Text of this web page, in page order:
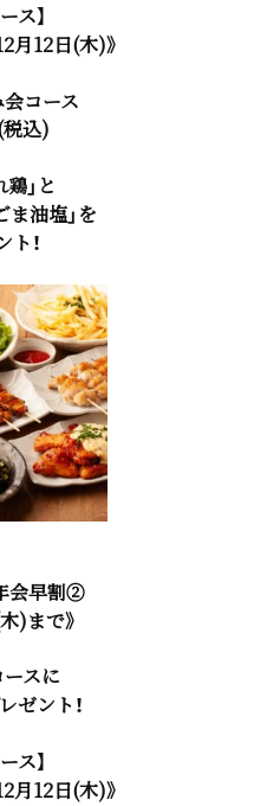
ス】
月12日(木)》
会コース
込)
」と
ま油塩」を
ト！
会早割②
)まで》
スに
ゼント！
ス】
月12日(木)》